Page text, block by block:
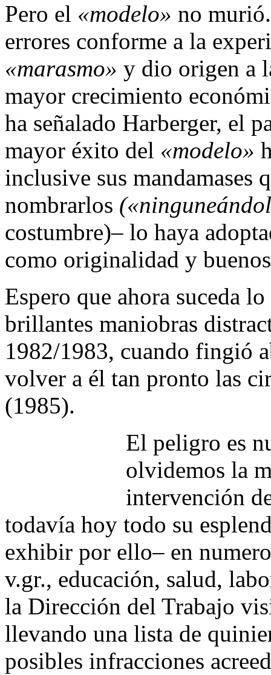
Pero el «modelo» no
errores conforme a la
«marasmo» y dio origen a
mayor crecimiento
ha señalado Harberger, el
mayor éxito del «modelo»
inclusive sus mandamases
nombrarlos
costumbre)– lo haya
como originalidad y
Espero que ahora suceda
brillantes maniobras
1982/1983, cuando fingió
volver a él tan pronto las
(1985).
El peligro es
olvidemos la
intervención
todavía hoy todo su
exhibir por ello– en
v.gr., educación, salud,
la Dirección del Trabajo
llevando una lista de
posibles infracciones